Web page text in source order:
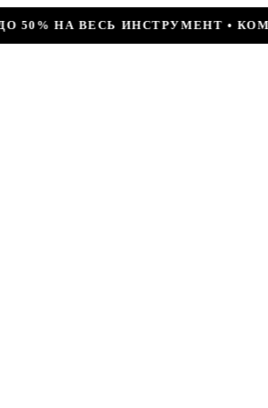
• КОМПРЕССОР JIAXIPERA